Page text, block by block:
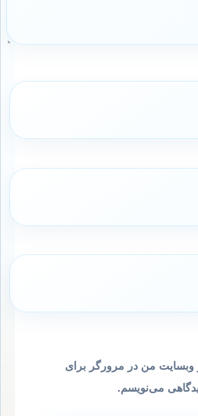
وبسایت من در مرورگر برای
می‌نویسم.